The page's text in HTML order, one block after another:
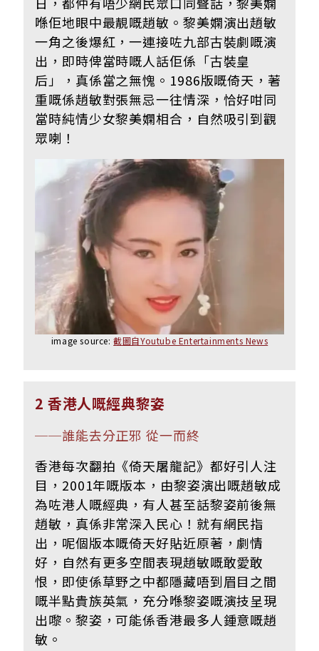
喺佢地眼中最靚嘅趙敏。黎美嫻演出趙敏
一角之後爆紅，一連接咗九部古裝劇嘅演
出，即時俾當時嘅人話佢係「古裝皇
后」，真係當之無愧。1986版嘅倚天，著
重嘅係趙敏對張無忌一往情深，恰好咁同
當時純情少女黎美嫻相合，自然吸引到觀
眾喇！
image source: 截圖自Youtube Entertainments News
2 香港人嘅經典黎姿
──誰能去分正邪 從一而終
香港每次翻拍《倚天屠龍記》都好引人注
目，2001年嘅版本，由黎姿演出嘅趙敏成
為咗港人嘅經典，有人甚至話黎姿前後無
趙敏，真係非常深入民心！就有網民指
出，呢個版本嘅倚天好貼近原著，劇情
好，自然有更多空間表現趙敏嘅敢愛敢
恨，即使係草野之中都隱藏唔到眉目之間
嘅半點貴族英氣，充分喺黎姿嘅演技呈現
出嚟。黎姿，可能係香港最多人鍾意嘅趙
敏。